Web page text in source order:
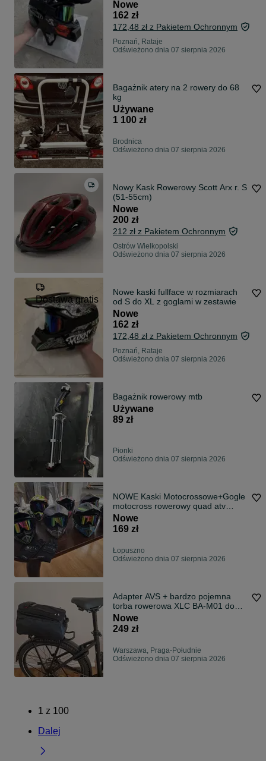
Nowe
162 zł
172,48 zł z Pakietem Ochronnym
Poznań, Rataje
Odświeżono dnia 07 sierpnia 2026
Bagażnik atery na 2 rowery do 68
kg
Używane
1 100 zł
Brodnica
Odświeżono dnia 07 sierpnia 2026
Nowy Kask Rowerowy Scott Arx r. S
(51-55cm)
Nowe
200 zł
212 zł z Pakietem Ochronnym
Ostrów Wielkopolski
Odświeżono dnia 07 sierpnia 2026
Dostawa gratis
Nowe kaski fullface w rozmiarach
od S do XL z goglami w zestawie
Nowe
162 zł
172,48 zł z Pakietem Ochronnym
Poznań, Rataje
Odświeżono dnia 07 sierpnia 2026
Bagażnik rowerowy mtb
Używane
89 zł
Pionki
Odświeżono dnia 07 sierpnia 2026
NOWE Kaski Motocrossowe+Gogle
motocross rowerowy quad atv
enduro
Nowe
169 zł
Łopuszno
Odświeżono dnia 07 sierpnia 2026
Adapter AVS + bardzo pojemna
torba rowerowa XLC BA-M01 do
bagażników systemowych
Atranvelo
Nowe
249 zł
Warszawa, Praga-Południe
Odświeżono dnia 07 sierpnia 2026
1 z 100
Dalej